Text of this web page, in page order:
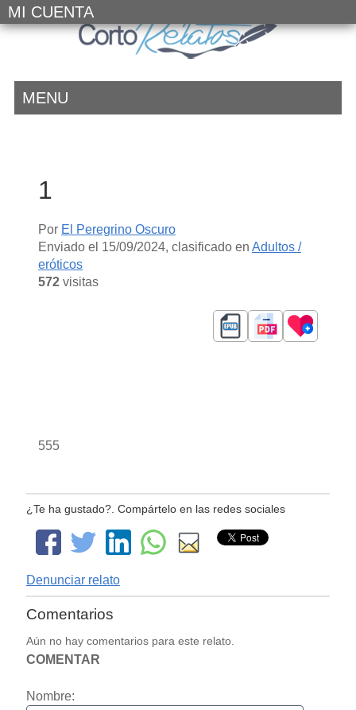
MI CUENTA
MENU
1
Por El Peregrino Oscuro
Enviado el 15/09/2024, clasificado en Adultos /
eróticos
572visitas
555
¿Te ha gustado?. Compártelo en las redes sociales
Denunciar relato
Comentarios
Aún no hay comentarios para este relato.
COMENTAR
Nombre: